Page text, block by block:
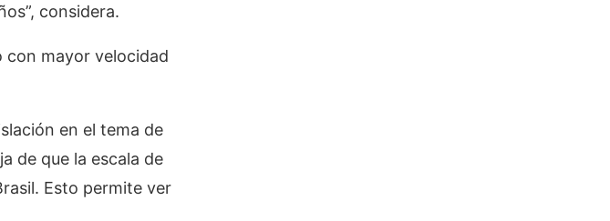
considera.
con mayor velocidad
en el tema de
de que la escala de
Esto permite ver